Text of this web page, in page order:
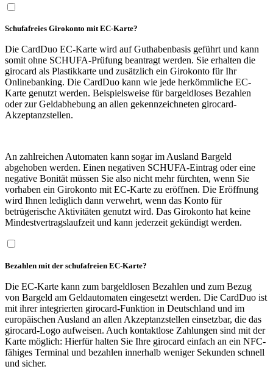
Schufafreies Girokonto mit EC-Karte?
Die CardDuo EC-Karte wird auf Guthabenbasis geführt und kann
somit ohne SCHUFA-Prüfung beantragt werden. Sie erhalten die
girocard als Plastikkarte und zusätzlich ein Girokonto für Ihr
Onlinebanking. Die CardDuo kann wie jede herkömmliche EC-
Karte genutzt werden. Beispielsweise für bargeldloses Bezahlen
oder zur Geldabhebung an allen gekennzeichneten girocard-
Akzeptanzstellen.
An zahlreichen Automaten kann sogar im Ausland Bargeld
abgehoben werden. Einen negativen SCHUFA-Eintrag oder eine
negative Bonität müssen Sie also nicht mehr fürchten, wenn Sie
vorhaben ein Girokonto mit EC-Karte zu eröffnen. Die Eröffnung
wird Ihnen lediglich dann verwehrt, wenn das Konto für
betrügerische Aktivitäten genutzt wird. Das Girokonto hat keine
Mindestvertragslaufzeit und kann jederzeit gekündigt werden.
Bezahlen mit der schufafreien EC-Karte?
Die EC-Karte kann zum bargeldlosen Bezahlen und zum Bezug
von Bargeld am Geldautomaten eingesetzt werden. Die CardDuo ist
mit ihrer integrierten girocard-Funktion in Deutschland und im
europäischen Ausland an allen Akzeptanzstellen einsetzbar, die das
girocard-Logo aufweisen. Auch kontaktlose Zahlungen sind mit der
Karte möglich: Hierfür halten Sie Ihre girocard einfach an ein NFC-
fähiges Terminal und bezahlen innerhalb weniger Sekunden schnell
und sicher.